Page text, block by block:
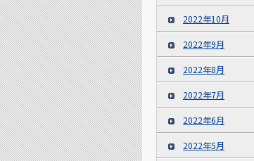
2022年10月
2022年9月
2022年8月
2022年7月
2022年6月
2022年5月